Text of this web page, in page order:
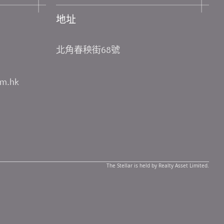
地址
北角春秧街68號
The Stellar is held by Realty Asset Limited.